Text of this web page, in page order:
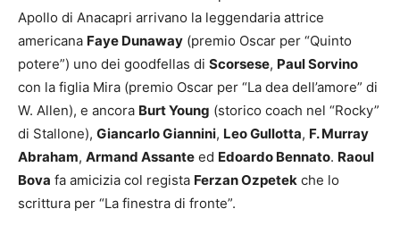
Apollo di Anacapri arrivano la leggendaria attrice
americana Faye Dunaway (premio Oscar per “Quinto
potere”) uno dei goodfellas di Scorsese, Paul Sorvino
con la figlia Mira (premio Oscar per “La dea dell’amore” di
W. Allen), e ancora Burt Young (storico coach nel “Rocky”
di Stallone), Giancarlo Giannini, Leo Gullotta, F. Murray
Abraham, Armand Assante ed Edoardo Bennato. Raoul
Bova fa amicizia col regista Ferzan Ozpetek che lo
scrittura per “La finestra di fronte”.